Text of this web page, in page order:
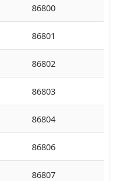
86800
86801
86802
86803
86804
86806
86807